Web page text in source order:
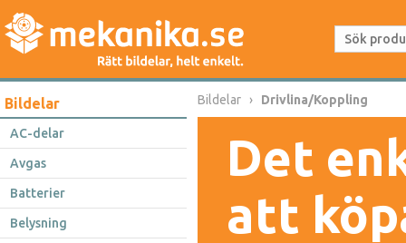
Bildelar
AC-delar
Avgas
Batterier
Belysning
Bildelar Drivlina/Koppling
Det
att